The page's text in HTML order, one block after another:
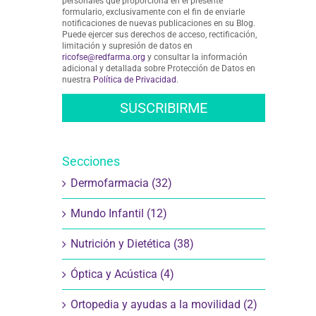
formulario, exclusivamente con el fin de enviarle
notificaciones de nuevas publicaciones en su Blog.
Puede ejercer sus derechos de acceso, rectificación,
limitación y supresión de datos en
ricofse@redfarma.org y consultar la información
adicional y detallada sobre Protección de Datos en
nuestra Política de Privacidad .
Secciones
Dermofarmacia (32)
Mundo Infantil (12)
Nutrición y Dietética (38)
Óptica y Acústica (4)
Ortopedia y ayudas a la movilidad (2)